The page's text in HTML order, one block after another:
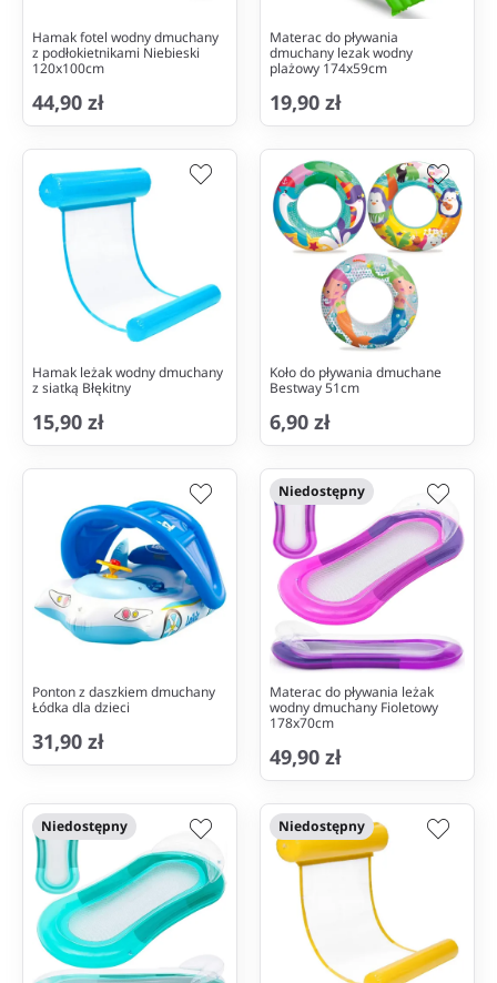
Hamak fotel wodny dmuchany
z podłokietnikami Niebieski
120x100cm
44,90 zł
Materac do pływania
dmuchany lezak wodny
plażowy 174x59cm
19,90 zł
Hamak leżak wodny dmuchany
z siatką Błękitny
15,90 zł
Koło do pływania dmuchane
Bestway 51cm
6,90 zł
Ponton z daszkiem dmuchany
Łódka dla dzieci
31,90 zł
Niedostępny
Materac do pływania leżak
wodny dmuchany Fioletowy
178x70cm
49,90 zł
Niedostępny Niedostępny